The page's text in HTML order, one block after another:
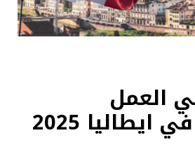
العمل
2025